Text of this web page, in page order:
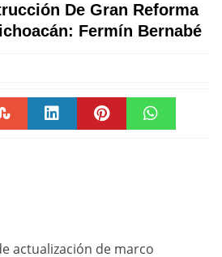
De Gran Reforma
Fermín Bernabé
actualización de marco